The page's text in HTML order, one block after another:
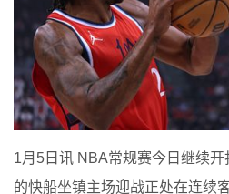
1月5日讯 NBA常规赛今日继续
的快船坐镇主场迎战正处在连续